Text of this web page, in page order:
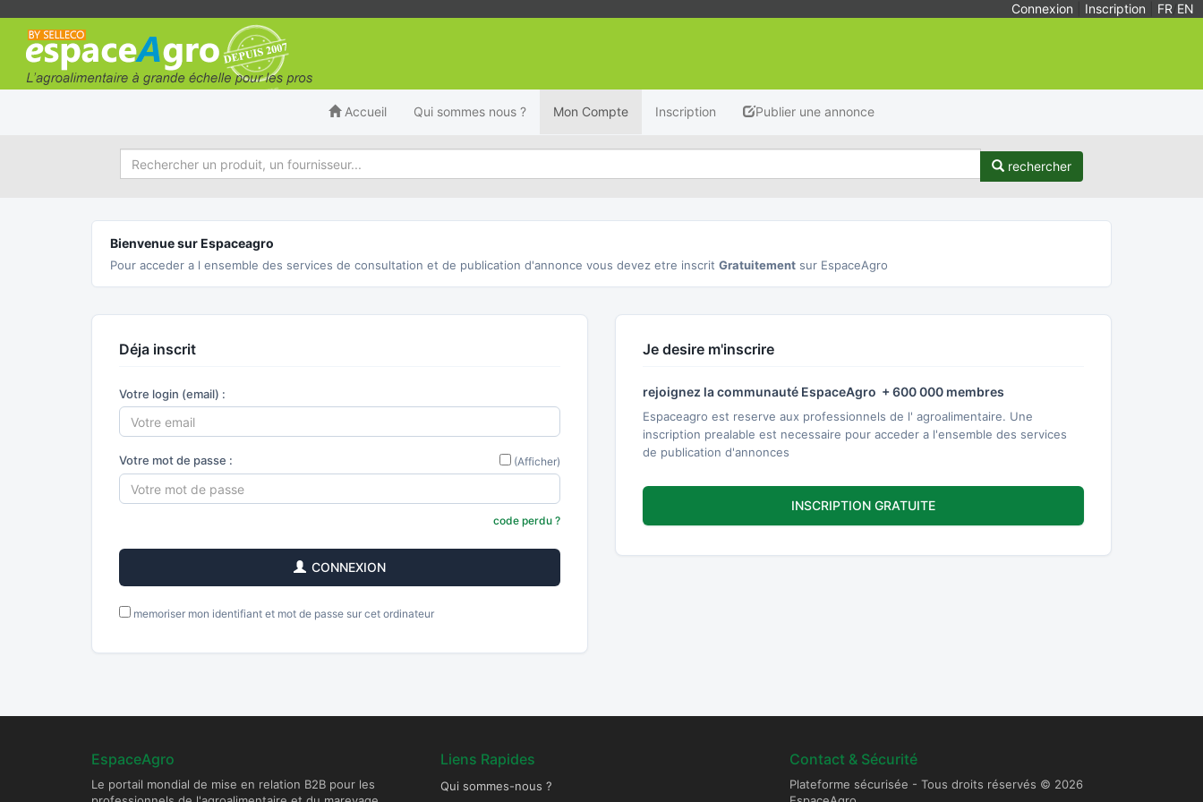
Connexion Inscription FR EN
Accueil Qui sommes nous ? Mon Compte Inscription Publier une annonce
rechercher
Bienvenue sur Espaceagro
Pour acceder a l ensemble des services de consultation et de publication d'annonce vous devez etre inscrit Gratuitement sur EspaceAgro
Déja inscrit
Votre login (email) :
Votre mot de passe : (Afficher)
code perdu ?
CONNEXION
memoriser mon identifiant et mot de passe sur cet ordinateur
Je desire m'inscrire
rejoignez la communauté EspaceAgro + 600 000 membres
Espaceagro est reserve aux professionnels de l' agroalimentaire. Une
inscription prealable est necessaire pour acceder a l'ensemble des services
de publication d'annonces
INSCRIPTION GRATUITE
EspaceAgro
Le portail mondial de mise en relation B2B pour les
Liens Rapides
Qui sommes-nous ?
Contact & Sécurité
Plateforme sécurisée - Tous droits réservés © 2026